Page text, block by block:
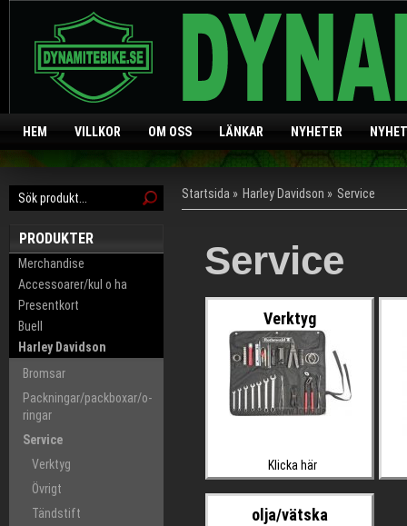
HEM VILLKOR OM OSS LÄNKAR NYHETER
PRODUKTER
Merchandise
Accessoarer/kul o ha
Presentkort
Buell
Harley Davidson
Bromsar
Packningar/packboxar/o-
ringar
Service
Verktyg
Övrigt
Tändstift
Startsida » Harley Davidson » Service
Service
Verktyg
Klicka här
olja/vätska